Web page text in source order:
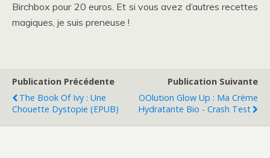
Birchbox pour 20 euros. Et si vous avez d’autres recettes
magiques, je suis preneuse !
Publication Précédente
The Book Of Ivy : Une
Chouette Dystopie (EPUB)
Publication Suivante
OOlution Glow Up : Ma Crème
Hydratante Bio - Crash Test